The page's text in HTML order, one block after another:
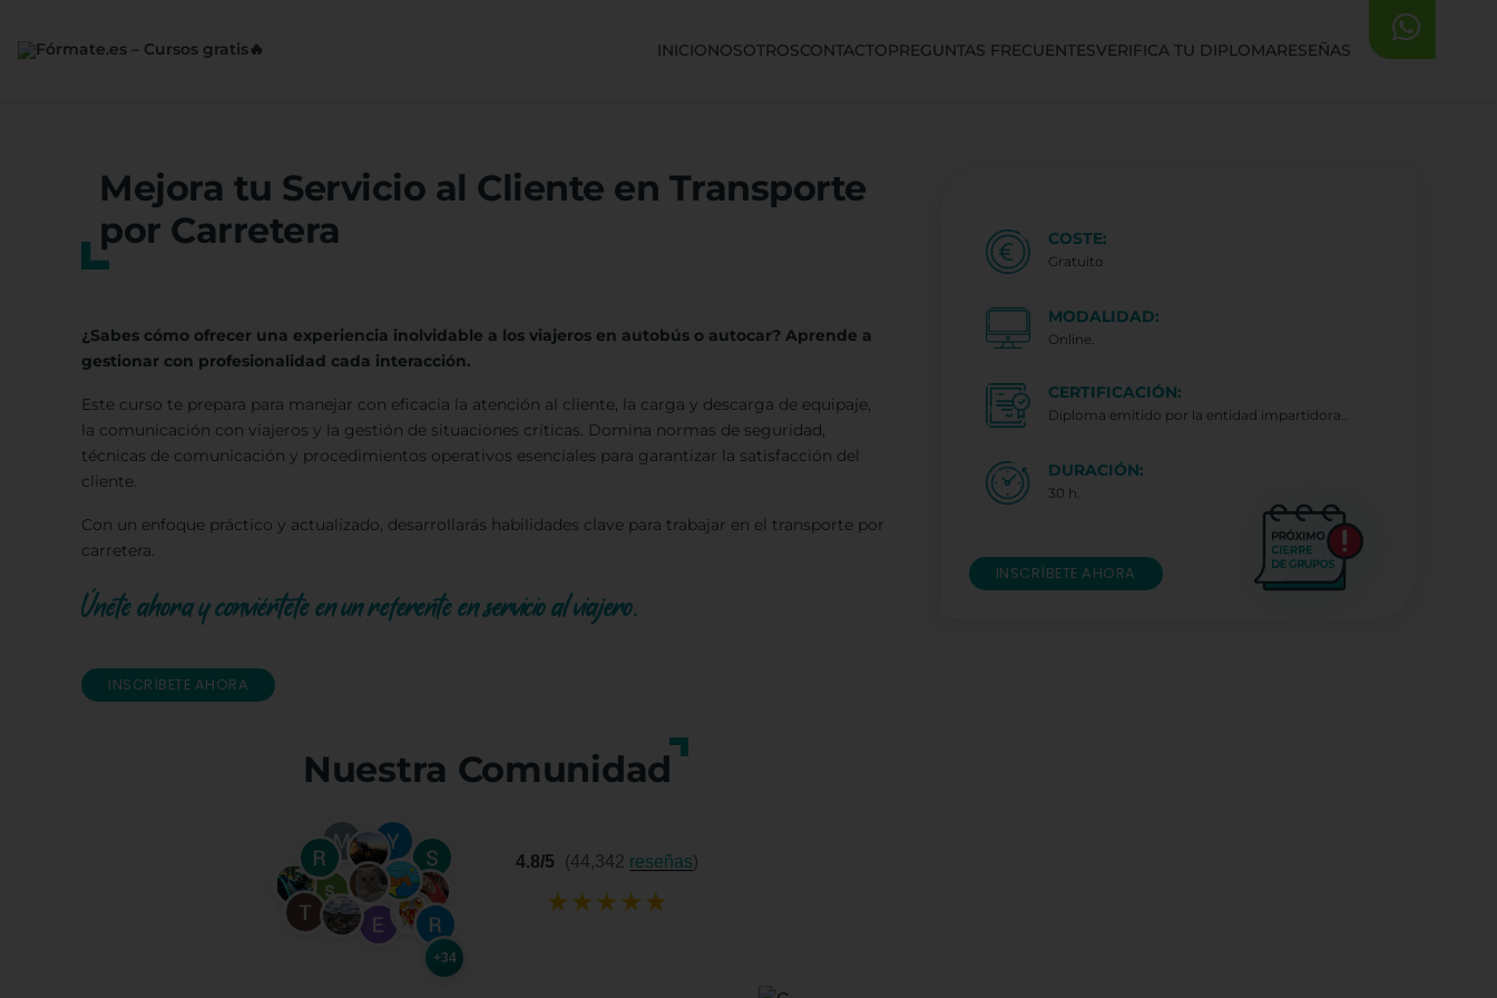
INICIONOSOTROSCONTACTOPREGUNTAS FRECUENTESVERIFICA TU DIPLOMARESEÑAS
Mejora tu Servicio al Cliente en Transporte
por Carretera
¿Sabes cómo ofrecer una experiencia inolvidable a los viajeros en autobús o autocar? Aprende a
gestionar con profesionalidad cada interacción.
Este curso te prepara para manejar con eficacia la atención al cliente, la carga y descarga de equipaje,
la comunicación con viajeros y la gestión de situaciones críticas. Domina normas de seguridad,
técnicas de comunicación y procedimientos operativos esenciales para garantizar la satisfacción del
cliente.
Con un enfoque práctico y actualizado, desarrollarás habilidades clave para trabajar en el transporte por
carretera.
Únete ahora y conviértete en un referente en servicio al viajero.
INSCRÍBETE AHORA
Nuestra Comunidad
+34
4.8/5 (44,342 reseñas)
★★★★★
COSTE:
Gratuito
MODALIDAD:
Online.
CERTIFICACIÓN:
Diploma emitido por la entidad impartidora..
DURACIÓN:
30 h.
INSCRÍBETE AHORA